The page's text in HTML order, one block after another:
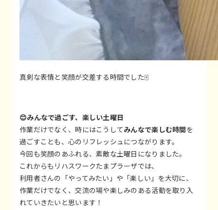
真剣な表情と笑顔が交差する時間でした🀄
😊みんなで過ごす、楽しい土曜日
作業だけでなく、時にはこうしてみんなで楽しむ時間を
過ごすことも、心のリフレッシュにつながります。
今回も笑顔のあふれる、素敵な土曜日になりました。
これからもリハスワークたまプラーザでは、
利用者さんの「やってみたい」や「楽しい」を大切に、
作業だけでなく、交流の場や楽しみのある活動を取り入
れていきたいと思います！